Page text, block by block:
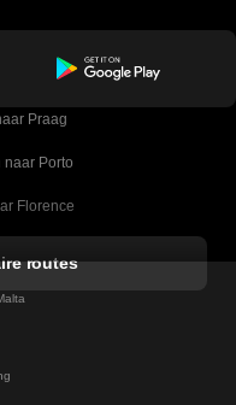
Praag
Porto
Florence
Barcelona
Wenen
routes